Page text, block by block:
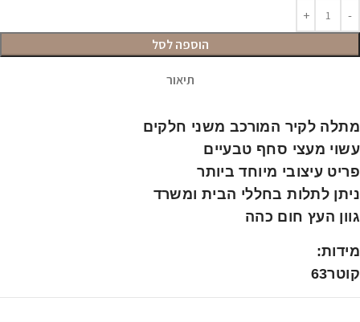
הוספה לסל
תיאור
מתלה לקיר המורכב משני חלקים
עשוי מעצי סחף טבעיים
פריט עיצובי מיוחד ביותר
ניתן לתלות בחללי הבית ומשרד
גוון העץ חום כהה
מידות:
קוטר63